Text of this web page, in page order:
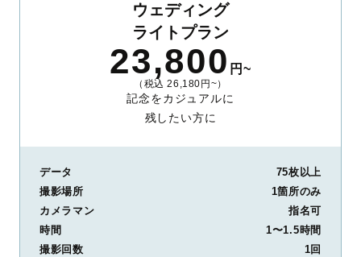
ウェディング
ライトプラン
23,800 円~
（税込 26,180円~）
記念をカジュアルに
残したい方に
データ
75枚以上
撮影場所
1箇所のみ
カメラマン
指名可
時間
1〜1.5時間
撮影回数
1回